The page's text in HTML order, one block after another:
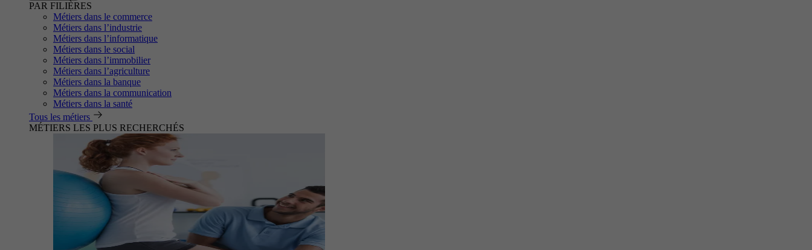
PAR FILIÈRES
Métiers dans le commerce
Métiers dans l’industrie
Métiers dans l’informatique
Métiers dans le social
Métiers dans l’immobilier
Métiers dans l’agriculture
Métiers dans la banque
Métiers dans la communication
Métiers dans la santé
Tous les métiers
MÉTIERS LES PLUS RECHERCHÉS